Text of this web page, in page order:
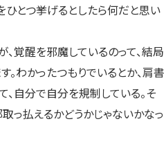
ひとつ挙げるとしたら何だと思い
覚醒を邪魔しているのって、結局
わかったつもりでいるとか、肩書
、自分で自分を規制している。そ
っ払えるかどうかじゃないかなっ